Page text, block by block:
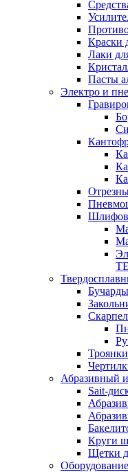
Краски
Лаки
Пасты
Электро и
Бучарды
Троянки
Абразивный
Sait-
Круги
Щетки